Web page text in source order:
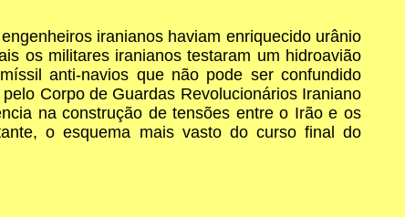
iranianos haviam enriquecido urânio
os militares iranianos testaram um hidroavião
anti-navios que não pode ser confundido
Corpo de Guardas Revolucionários Iraniano
na construção de tensões entre o Irão e os
o esquema mais vasto do curso final do